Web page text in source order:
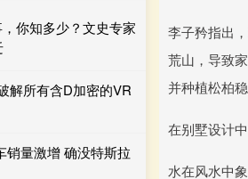
李子矜指出
荒山，导致
并种植松柏
在别墅设计
水在风水中
你知多少？文史专家
解所有含D加密的VR
销量激增 确没特斯拉